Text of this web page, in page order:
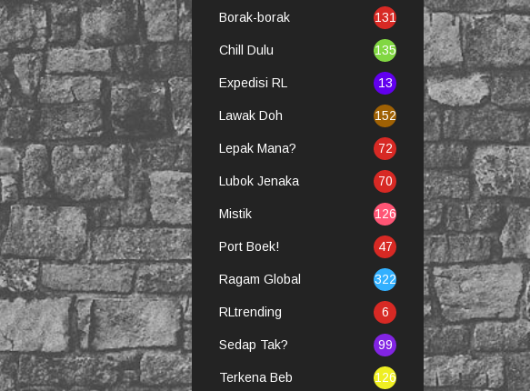
Borak-borak 131
Chill Dulu 135
Expedisi RL 13
Lawak Doh 152
Lepak Mana? 72
Lubok Jenaka 70
Mistik 126
Port Boek! 47
Ragam Global 322
RLtrending 6
Sedap Tak? 99
Terkena Beb 126